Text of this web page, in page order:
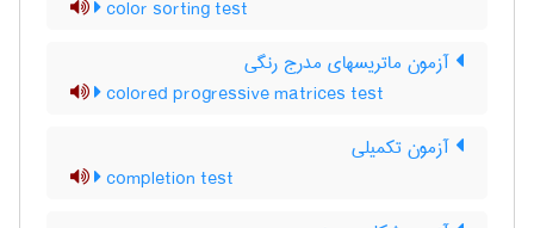
color sorting test
آزمون ماتریسهای مدرج رنگی
colored progressive matrices test
آزمون تکمیلی
completion test